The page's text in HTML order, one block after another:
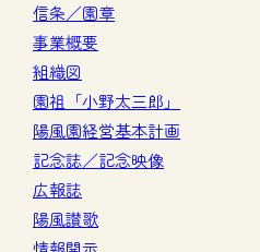
信条／園章
事業概要
組織図
園祖「小野太三郎」
陽風園経営基本計画
記念誌／記念映像
広報誌
陽風讃歌